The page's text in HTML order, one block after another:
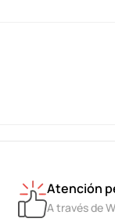
Atención
A través de